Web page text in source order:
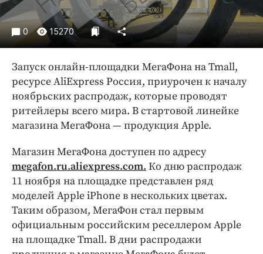
Спорт
Экономика и бизнес
ПРОЕКТЫ
Блоги
Издания
Медиаперсона
Интересное чтиво
Бренд года
Работодатель года
0 15270
Запуск онлайн-площадки МегаФона на Tmall,
ресурсе AliExpress Россия, приурочен к началу
ноябрьских распродаж, которые проводят
ритейлеры всего мира. В стартовой линейке
магазина МегаФона — продукция Apple.
Магазин МегаФона доступен по адресу
megafon.ru.aliexpress.com. Ко дню распродаж
11 ноября на площадке представлен ряд
моделей Apple iPhone в нескольких цветах.
Таким образом, МегаФон стал первым
официальным российским реселлером Apple
на площадке Tmall. В дни распродажи